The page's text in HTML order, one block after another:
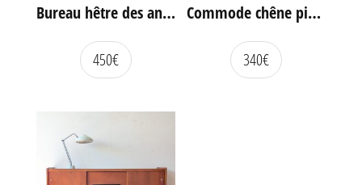
Bureau hêtre des années 60
450€
Commode chêne pieds compas vintage
340€